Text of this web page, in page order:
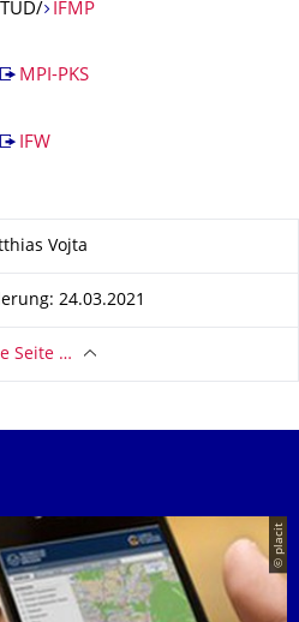
TUD/ IFMP
MPI-PKS
IFW
Vojta
24.03.2021
Seite …
© placit